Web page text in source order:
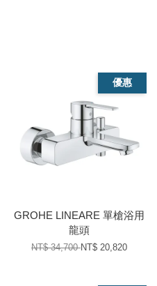
優惠
GROHE LINEARE 單槍浴用
龍頭
NT$ 34,700NT$ 20,820